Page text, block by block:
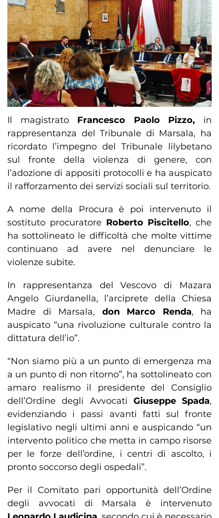
Il magistrato Francesco Paolo Pizzo, in
rappresentanza del Tribunale di Marsala, ha
ricordato l’impegno del Tribunale lilybetano
sul fronte della violenza di genere, con
l’adozione di appositi protocolli e ha auspicato
il rafforzamento dei servizi sociali sul territorio.
A nome della Procura è poi intervenuto il
sostituto procuratore Roberto Piscitello, che
ha sottolineato le difficoltà che molte vittime
continuano ad avere nel denunciare le
violenze subite.
In rappresentanza del Vescovo di Mazara
Angelo Giurdanella, l’arciprete della Chiesa
Madre di Marsala, don Marco Renda, ha
auspicato “una rivoluzione culturale contro la
dittatura dell’io”.
“Non siamo più a un punto di emergenza ma
a un punto di non ritorno”, ha sottolineato con
amaro realismo il presidente del Consiglio
dell’Ordine degli Avvocati Giuseppe Spada,
evidenziando i passi avanti fatti sul fronte
legislativo negli ultimi anni e auspicando “un
intervento politico che metta in campo risorse
per le forze dell’ordine, i centri di ascolto, i
pronto soccorso degli ospedali”.
Per il Comitato pari opportunità dell’Ordine
degli avvocati di Marsala è intervenuto